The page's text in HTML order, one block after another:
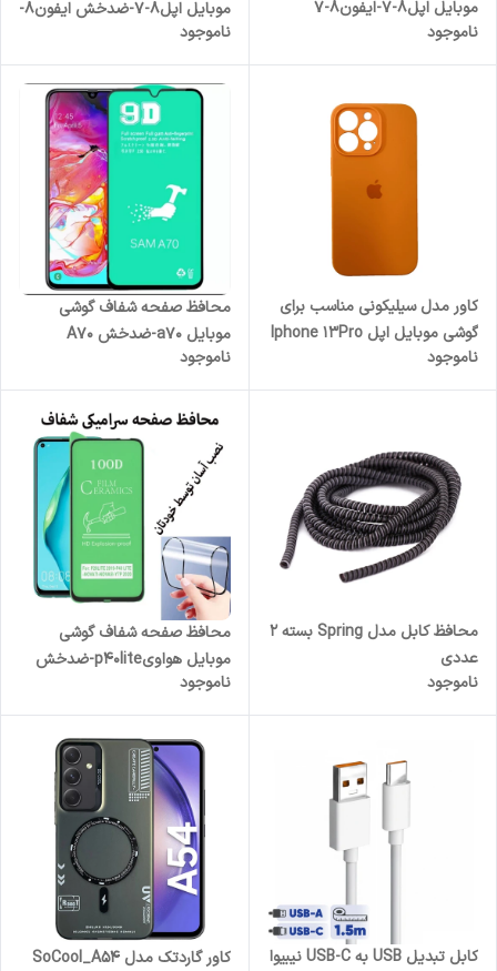
موبایل اپل8-7-ایفون8-7
ناموجود
موبایل اپل8-7-ضدخش ایفون8-
7
ناموجود
کاور مدل سیلیکونی مناسب برای
گوشی موبایل اپل Iphone 13Pro
ناموجود
محافظ صفحه شفاف گوشی
موبایل a70-ضدخش A70
ناموجود
محافظ کابل مدل Spring بسته 2
عددی
ناموجود
محافظ صفحه شفاف گوشی
موبایل هواویp40lite-ضدخش
nova7i
ناموجود
کابل تبدیل USB به USB-C نیبیوا
کاور گاردتک مدل SoCool_A54